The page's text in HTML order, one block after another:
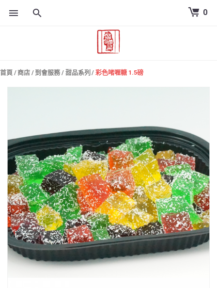
0
首頁 /商店 / 到會服務 / 甜品系列 / 彩色啫喱糖 1.5磅